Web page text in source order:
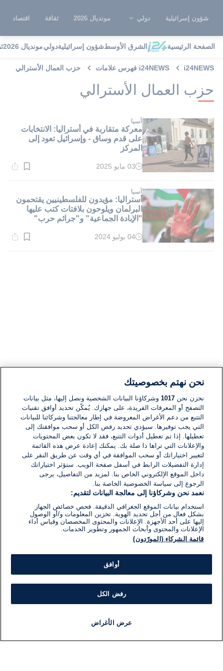
شؤون إسرائيلية دولي مونديال 2026 ثقافة اقتصاد
الصفحة الرئيسية الشرق الأوسطشؤون إسرائيليةدوليمونديال 2026
i24NEWS i24NEWS فهرس علامات حزب العمال الأسترالي
حزب العمال الأسترالي
آسيا
معركة متقاربة في أستراليا: الانتخابات
على قدم وساق - وإسرائيل تعود إلى
المركز
وقت
دقيقة.
03 مايو 2025
آسيا
أستراليا: مؤيدون للفلسطينيين يقتحمون
البرلمان ويلوحون بلافتات كتب عليها
"الإبادة الجماعية" و"جرائم حرب"
وقت
04 يوليو 2024
نحن نهتم بخصوصيتك
نخزن نحن1017 وشركاؤنا البيانات الشخصية ونصل إليها، مثل بيانات
التصفح أو المعرفات الفريدة، على جهازك. يُمكّن تحديد أوافق تقنيات
التتبع من دعم الأغراض المعروضة في إطار معالجتنا وشركائنا للبيانات
التي يجب توفيرها. سيؤدي تحديد رفض الكل أو سحب موافقتك إلى
تعطيلها. إذا تم تعطيل أدوات التتبع، فقد لا تكون بعض المحتويات
والإعلانات التي تراها ذا صلة بك. يمكنك إعادة عرض هذه القائمة
لتغيير اختياراتك أو سحب الموافقة في أي وقت عن طريق النقر على
إدارة التفضيلات الرابط في أسفل صفحة الويب. ستؤثر اختياراتك
داخل الموقع الإلكتروني الخاص بنا. لمزيد من التفاصيل، يرجى
الرجوع إلى سياسة الخصوصية الخاصة بنا.
نعمد نحن وشركاؤنا إلى معالجة البيانات لتقديم:
استخدام بيانات الموقع الجغرافي الدقيقة. فحص خصائص الجهاز
بشكل فعال من أجل تحديد الهوية. تخزين المعلومات و/أو الوصول
إليها على أحد الأجهزة. الإعلانات والمحتوى المخصصان وقياس أداء
الإعلانات والمحتوى وأبحاث الجمهور وتطوير الخدمات.
قائمة الشركاء (المورّدون)
أوافق
رفض الكل
عرض الأغراض